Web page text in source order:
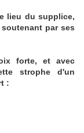
lieu du supplice,
par ses
forte, et avec
strophe d'un
: